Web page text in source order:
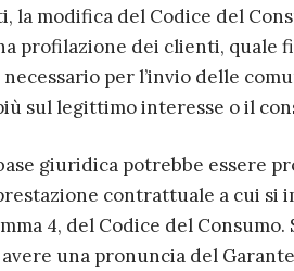
la modifica del Codice del
profilazione dei clienti, quale
per l’invio delle
sul legittimo interesse o il
giuridica potrebbe essere
contrattuale a cui si
4, del Codice del
una pronuncia del